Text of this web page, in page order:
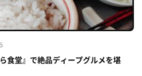
食堂』で絶品ディープグルメを堪